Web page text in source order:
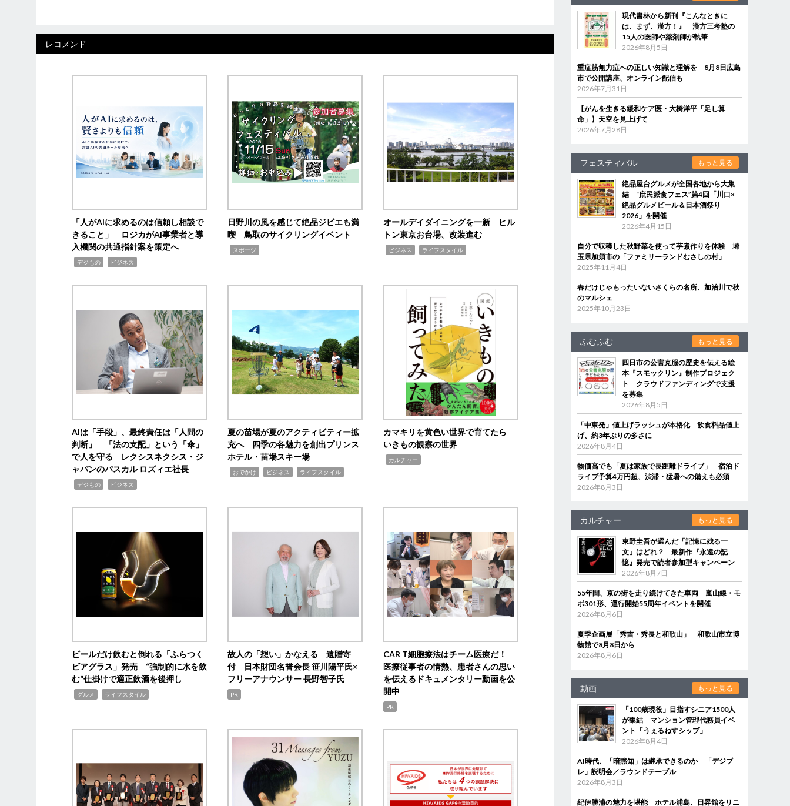
レコメンド
「人がAIに求めるのは信頼し相談で
きること」 ロジカがAI事業者と導
入機関の共通指針案を策定へ
デジもの ビジネス
日野川の風を感じて絶品ジビエも満
喫 鳥取のサイクリングイベント
スポーツ
オールデイダイニングを一新 ヒル
トン東京お台場、改装進む
ビジネス ライフスタイル
AIは「手段」、最終責任は「人間の
判断」 「法の支配」という「傘」
で人を守る レクシスネクシス・ジ
ャパンのパスカル ロズィエ社長
デジもの ビジネス
夏の苗場が夏のアクティビティー拡
充へ 四季の各魅力を創出プリンス
ホテル・苗場スキー場
おでかけ ビジネス ライフスタイル
カマキリを黄色い世界で育てたら
いきもの観察の世界
カルチャー
ビールだけ飲むと倒れる「ふらつく
ビアグラス」発売 “強制的に水を飲
む”仕掛けで適正飲酒を後押し
グルメ ライフスタイル
故人の「想い」かなえる 遺贈寄
付 日本財団名誉会長 笹川陽平氏×
フリーアナウンサー 長野智子氏
PR
CAR T細胞療法はチーム医療だ！
医療従事者の情熱、患者さんの思い
を伝えるドキュメンタリー動画を公
開中
PR
現代書林から新刊『こんなときに
は、まず、漢方！』 漢方三考塾の
15人の医師や薬剤師が執筆
2026年8月5日
重症筋無力症への正しい知識と理解を 8月8日広島
市で公開講座、オンライン配信も
2026年7月31日
【がんを生きる緩和ケア医・大橋洋平「足し算
命」】天空を見上げて
2026年7月28日
フェスティバル もっと見る
絶品屋台グルメが全国各地から大集
結 “庶民派食フェス”第4回「川口×
絶品グルメビール＆日本酒祭り
2026」を開催
2026年4月15日
自分で収穫した秋野菜を使って芋煮作りを体験 埼
玉県加須市の「ファミリーランドむさしの村」
2025年11月4日
春だけじゃもったいないさくらの名所、加治川で秋
のマルシェ
2025年10月23日
ふむふむ もっと見る
四日市の公害克服の歴史を伝える絵
本『スモックリン』制作プロジェク
ト クラウドファンディングで支援
を募集
2026年8月5日
「中東発」値上げラッシュが本格化 飲食料品値上
げ、約3年ぶりの多さに
2026年8月4日
物価高でも「夏は家族で長距離ドライブ」 宿泊ド
ライブ予算4万円超、渋滞・猛暑への備えも必須
2026年8月3日
カルチャー もっと見る
東野圭吾が選んだ「記憶に残る一
文」はどれ？ 最新作『永遠の記
憶』発売で読者参加型キャンペーン
2026年8月7日
55年間、京の街を走り続けてきた車両 嵐山線・モ
ボ301形、運行開始55周年イベントを開催
2026年8月6日
夏季企画展「秀吉・秀長と和歌山」 和歌山市立博
物館で8月8日から
2026年8月6日
動画 もっと見る
「100歳現役」目指すシニア1500人
が集結 マンション管理代務員イベ
ント「うぇるねすシップ」
2026年8月4日
AI時代、「暗黙知」は継承できるのか 「デジブ
レ」説明会／ラウンドテーブル
2026年8月3日
紀伊勝浦の魅力を堪能 ホテル浦島、日昇館をリニ